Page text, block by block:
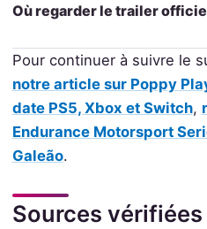
Où regarder le trailer
Pour continuer à suivre le
notre article sur Poppy
date PS5, Xbox et Switch,
Endurance Motorsport
Galeão.
Sources vérifiées